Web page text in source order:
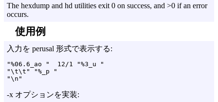
The hexdump and hd utilities exit 0 on success, and >0 if an error
occurs.
使用例
入力を perusal 形式で表示する:
"%06.6_ao "  12/1 "%3_u "
"\t\t" "%_p "
-x オプションを実装: